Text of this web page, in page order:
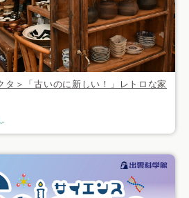
タ＞「古いのに新しい！」レトロな家